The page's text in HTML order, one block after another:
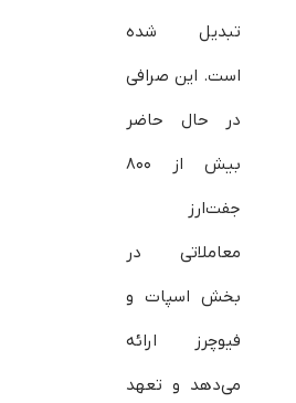
تبدیل شده
است. این صرافی
در حال حاضر
بیش از ۸۰۰
جفت‌ارز
معاملاتی در
بخش اسپات و
فیوچرز ارائه
می‌دهد و تعهد